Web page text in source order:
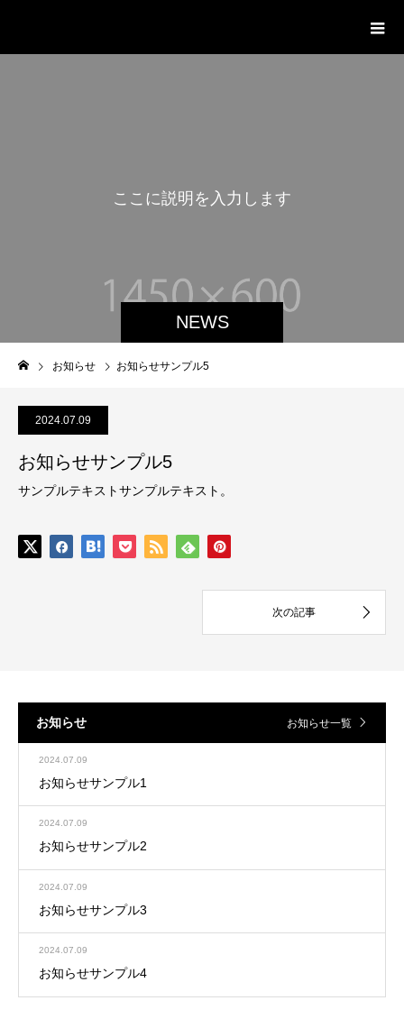
NEWS
ここに説明を入力し ます。
お知らせ お知らせサンプル5
2024.07.09
お知らせサンプル5
サンプルテキストサンプルテキスト。
お知らせ お知らせ一覧
2024.07.09
お知らせサンプル1
2024.07.09
お知らせサンプル2
2024.07.09
お知らせサンプル3
2024.07.09
お知らせサンプル4